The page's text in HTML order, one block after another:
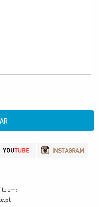
em: